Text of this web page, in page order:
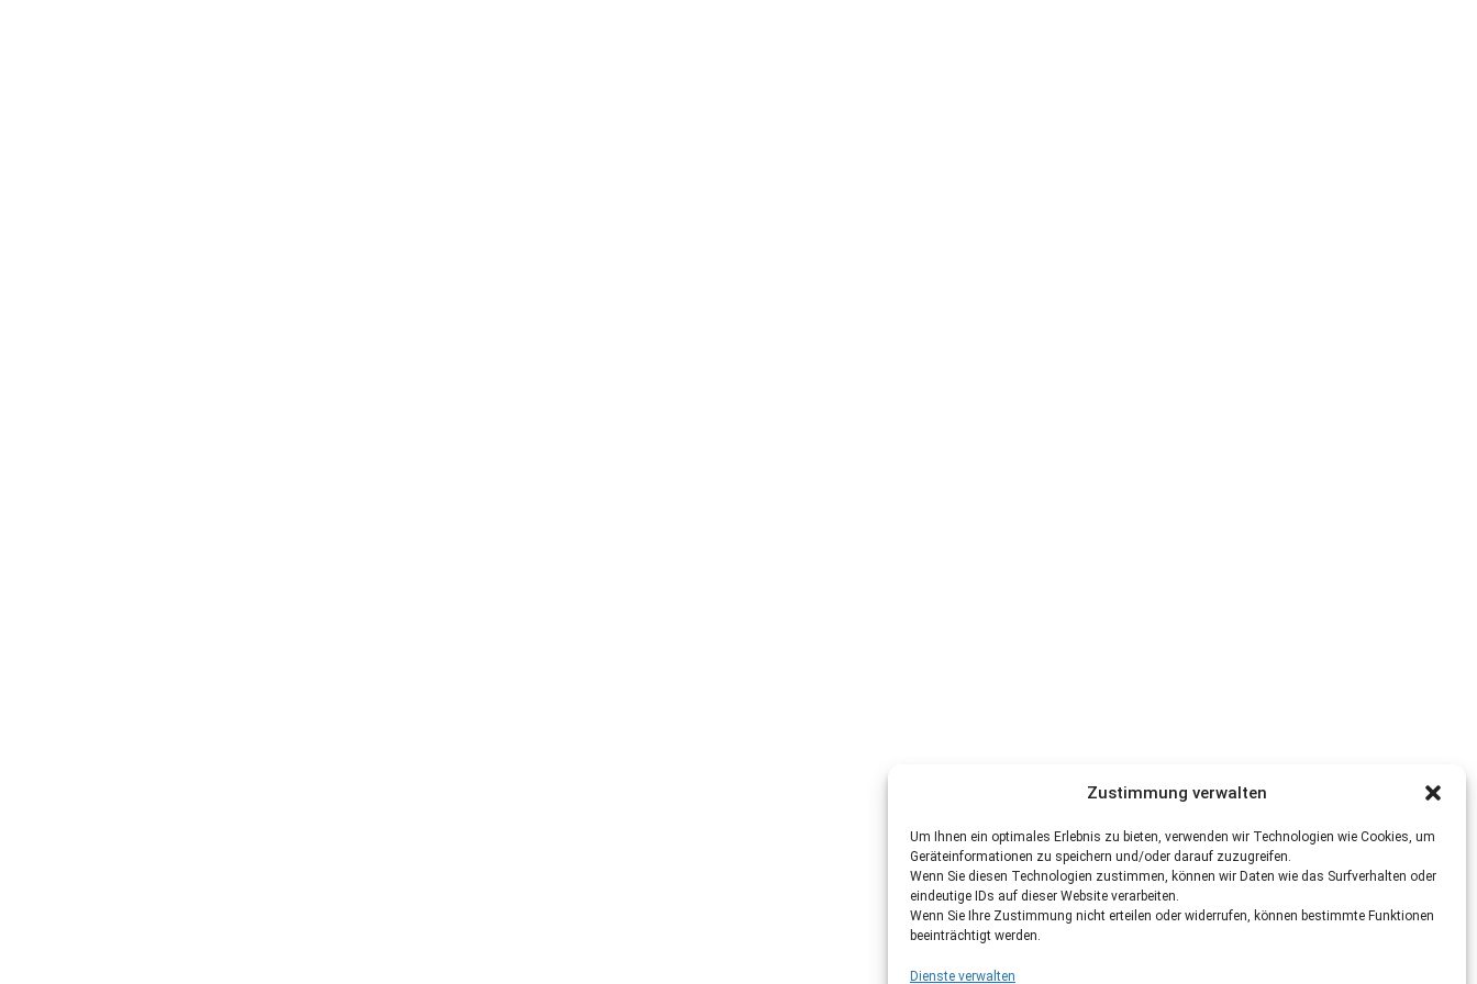
Zustimmung verwalten
Um Ihnen ein optimales Erlebnis zu bieten, verwenden wir Technologien wie Cookies, um
Geräteinformationen zu speichern und/oder darauf zuzugreifen.
Wenn Sie diesen Technologien zustimmen, können wir Daten wie das Surfverhalten oder
eindeutige IDs auf dieser Website verarbeiten.
Wenn Sie Ihre Zustimmung nicht erteilen oder widerrufen, können bestimmte Funktionen
beeinträchtigt werden.
Dienste verwalten